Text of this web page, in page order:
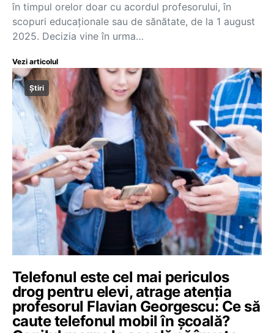
în timpul orelor doar cu acordul profesorului, în
scopuri educaționale sau de sănătate, de la 1 august
2025. Decizia vine în urma…
Vezi articolul
Știri
Telefonul este cel mai periculos
drog pentru elevi, atrage atenția
profesorul Flavian Georgescu: Ce să
caute telefonul mobil în școală?